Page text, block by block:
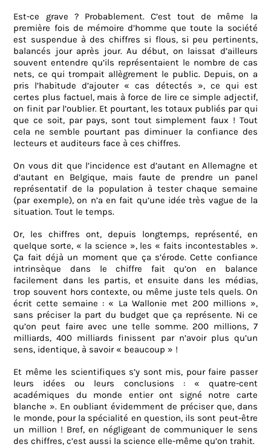
Est-ce grave ? Probablement. C’est tout de même la
première fois de mémoire d’homme que toute la société
est suspendue à des chiffres si flous, si peu pertinents,
balancés jour après jour. Au début, on laissat d’ailleurs
souvent entendre qu’ils représentaient le nombre de cas
nets, ce qui trompait allègrement le public. Depuis, on a
pris l’habitude d’ajouter « cas détectés », ce qui est
certes plus factuel, mais à force de lire ce simple adjectif,
on finit par l’oublier. Et pourtant, les totaux publiés par qui
que ce soit, par pays, sont tout simplement faux ! Tout
cela ne semble pourtant pas diminuer la confiance des
lecteurs et auditeurs face à ces chiffres.
On vous dit que l’incidence est d’autant en Allemagne et
d’autant en Belgique, mais faute de prendre un panel
représentatif de la population à tester chaque semaine
(par exemple), on n’a en fait qu’une idée très vague de la
situation. Tout le temps.
Or, les chiffres ont, depuis longtemps, représenté, en
quelque sorte, « la science », les « faits incontestables ».
Ça fait déjà un moment que ça s’érode. Cette confiance
intrinsèque dans le chiffre fait qu’on en balance
facilement dans les partis, et ensuite dans les médias,
trop souvent hors contexte, ou même juste tels quels. On
écrit cette semaine : « La Wallonie met 200 millions »,
sans préciser la part du budget que ça représente. Ni ce
qu’on peut faire avec une telle somme. 200 millions, 7
milliards, 400 milliards finissent par n’avoir plus qu’un
sens, identique, à savoir « beaucoup » !
Et même les scientifiques s’y sont mis, pour faire passer
leurs idées ou leurs conclusions : « quatre-cent
académiques du monde entier ont signé notre carte
blanche ». En oubliant évidemment de préciser que, dans
le monde, pour la spécialité en question, ils sont peut-être
un million ! Bref, en négligeant de communiquer le sens
des chiffres, c’est aussi la science elle-même qu’on trahit.